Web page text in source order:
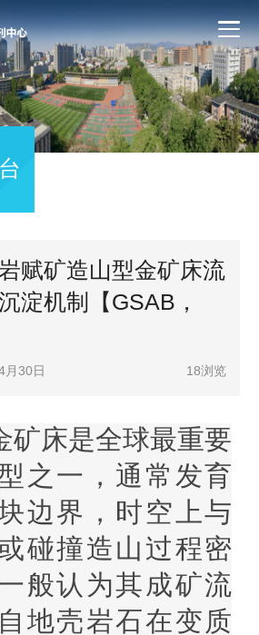
赋矿造山型金矿床流
淀机制【GSAB，
月30日 18浏览
矿床是全球最重要
之一，通常发育
边界，时空上与
碰撞造山过程密
般认为其成矿流
地壳岩石在变质